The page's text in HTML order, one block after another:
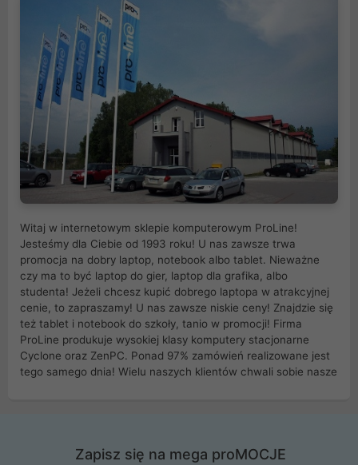
Witaj w internetowym sklepie komputerowym ProLine!
Jesteśmy dla Ciebie od 1993 roku! U nas zawsze trwa
promocja na dobry laptop, notebook albo tablet. Nieważne
czy ma to być laptop do gier, laptop dla grafika, albo
studenta! Jeżeli chcesz kupić dobrego laptopa w atrakcyjnej
cenie, to zapraszamy! U nas zawsze niskie ceny! Znajdzie się
też tablet i notebook do szkoły, tanio w promocji! Firma
ProLine produkuje wysokiej klasy komputery stacjonarne
Cyclone oraz ZenPC. Ponad 97% zamówień realizowane jest
tego samego dnia! Wielu naszych klientów chwali sobie nasze
Wrocław, Poznań, Legnica, Katowice, Gliwice, Kalisz, Bytom,
Zapisz się na mega proMOCJE